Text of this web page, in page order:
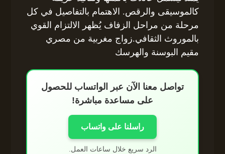
كالموسيقى والرقص. الاهتمام بالتفاصيل في كل
مرحلة من مراحل الزفاف يُظهر الالتزام القوي
بالموروث الثقافي.زواج مغربية من مصري
مقيم البوسنة والهرسك
تواصل معنا الآن عبر الواتساب للحصول
على مساعدة مباشرة!
راسلنا على واتساب
الرد سريع خلال ساعات العمل.